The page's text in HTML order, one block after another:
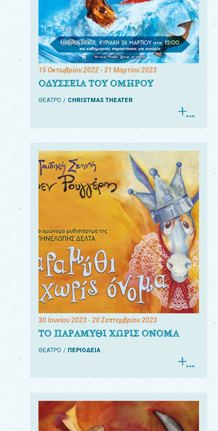
15 Οκτωβρίου 2022- 31 Μαρτίου 2023
ΟΔΥΣΣΕΙΑ ΤΟΥ ΟΜΗΡΟΥ
ΘΕΑΤΡΟ CHRISTMAS THEATER
30 Ιουνίου 2023- 20 Σεπτεμβρίου 2023
ΤΟ ΠΑΡΑΜΥΘΙ ΧΩΡΙΣ ΟΝΟΜΑ
ΘΕΑΤΡΟ ΠΕΡΙΟΔΕΙΑ